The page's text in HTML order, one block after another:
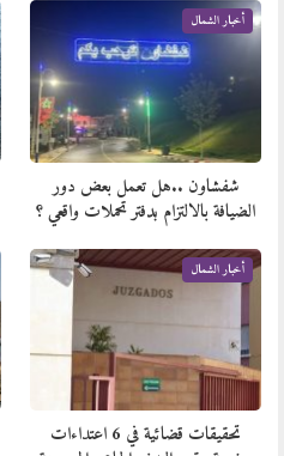
أخبار الشمال
شفشاون ..هل تعمل بعض دور
الضيافة بالالتزام بدفتر تحملات واقعي ؟
أخبار الشمال
تحقيقات قضائية في 6 اعتداءات